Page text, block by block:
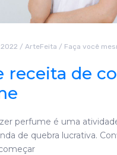
/ ArteFeita / Faça você
receita de
perfume é uma
de quebra lucrativa.